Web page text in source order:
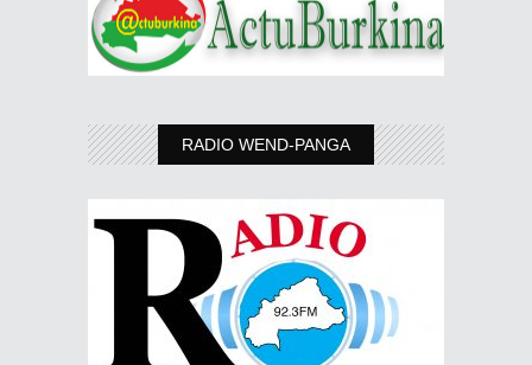
RADIO WEND-PANGA